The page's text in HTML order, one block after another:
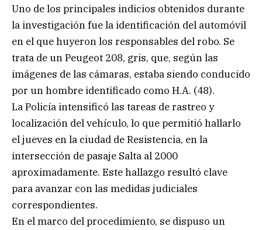
Uno de los principales indicios obtenidos durante
la investigación fue la identificación del automóvil
en el que huyeron los responsables del robo. Se
trata de un Peugeot 208, gris, que, según las
imágenes de las cámaras, estaba siendo conducido
por un hombre identificado como H.A. (48).
La Policía intensificó las tareas de rastreo y
localización del vehículo, lo que permitió hallarlo
el jueves en la ciudad de Resistencia, en la
intersección de pasaje Salta al 2000
aproximadamente. Este hallazgo resultó clave
para avanzar con las medidas judiciales
correspondientes.
En el marco del procedimiento, se dispuso un